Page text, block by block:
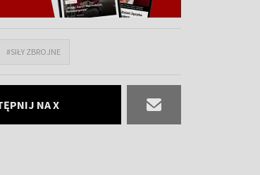
#SIŁY ZBROJNE
NA X